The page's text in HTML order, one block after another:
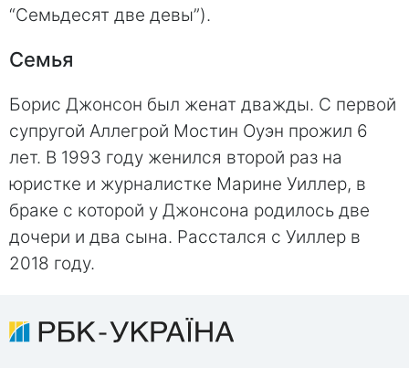
“Семьдесят две девы”).
Семья
Борис Джонсон был женат дважды. С первой
супругой Аллегрой Мостин Оуэн прожил 6
лет. В 1993 году женился второй раз на
юристке и журналистке Марине Уиллер, в
браке с которой у Джонсона родилось две
дочери и два сына. Расстался с Уиллер в
2018 году.